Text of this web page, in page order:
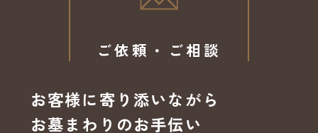
ご依頼・ご相談
お客様に寄り添いながら
お墓まわりのお手伝い